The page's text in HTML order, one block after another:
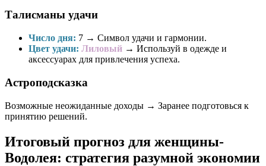
Талисманы удачи
Число дня: 7 → Символ удачи и гармонии.
Цвет удачи: Лиловый → Используй в одежде и
аксессуарах для привлечения успеха.
Астроподсказка
Возможные неожиданные доходы → Заранее подготовься к
принятию решений.
Итоговый прогноз для женщины-
Водолея: стратегия разумной экономии